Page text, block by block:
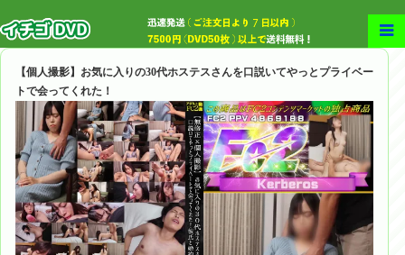
【個人撮影】お気に入りの30代ホステスさんを口説いてやっとプライベー
トで会ってくれた！